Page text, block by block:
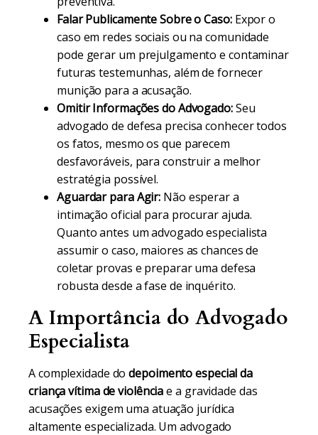
Falar Publicamente Sobre o Caso:Expor o
caso em redes sociais ou na comunidade
pode gerar um prejulgamento e contaminar
futuras testemunhas, além de fornecer
munição para a acusação.
Omitir Informações do Advogado:Seu
advogado de defesa precisa conhecer todos
os fatos, mesmo os que parecem
desfavoráveis, para construir a melhor
estratégia possível.
Aguardar para Agir: Não esperar a
intimação oficial para procurar ajuda.
Quanto antes um advogado especialista
assumir o caso, maiores as chances de
coletar provas e preparar uma defesa
robusta desde a fase de inquérito.
A Importância do Advogado
Especialista
A complexidade dodepoimento especial da
criança vítima de violênciae a gravidade das
acusações exigem uma atuação jurídica
altamente especializada. Um advogado